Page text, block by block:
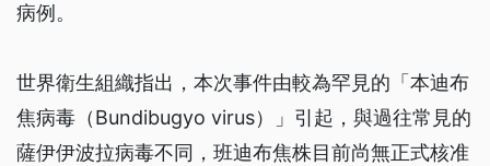
病例。
世界衛生組織指出，本次事件由較為罕見的「本迪布
焦病毒（Bundibugyo virus）」引起，與過往常見的
薩伊伊波拉病毒不同，班迪布焦株目前尚無正式核准